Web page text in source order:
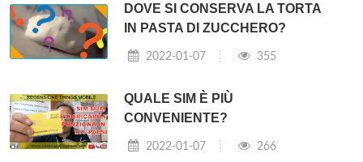
DOVE SI CONSERVA LA TORTA
IN PASTA DI ZUCCHERO?
2022-01-07 355
QUALE SIM È PIÙ
CONVENIENTE?
2022-01-07 266